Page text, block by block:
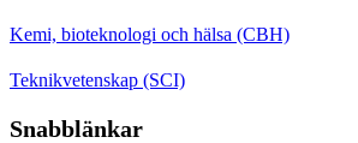
Kemi, bioteknologi och hälsa (CBH)
Teknikvetenskap (SCI)
Snabblänkar